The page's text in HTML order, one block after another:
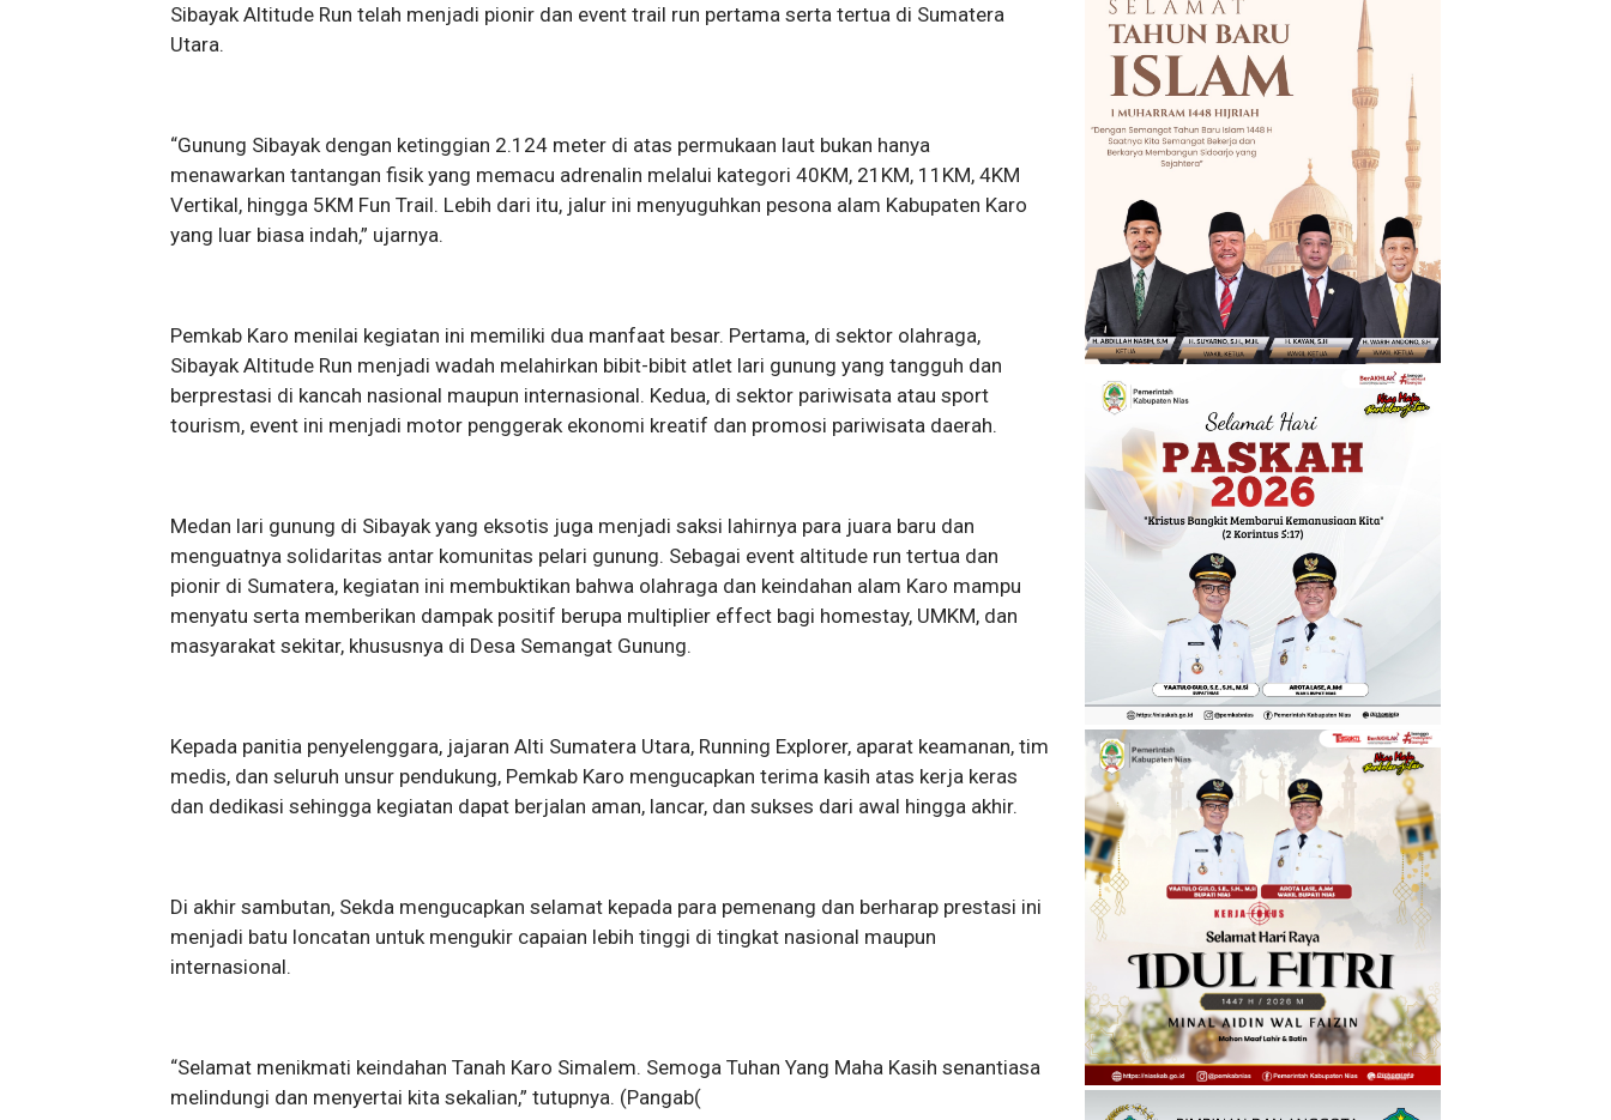
Sibayak Altitude Run telah menjadi pionir dan event trail run pertama serta tertua di Sumatera
Utara.
“Gunung Sibayak dengan ketinggian 2.124 meter di atas permukaan laut bukan hanya
menawarkan tantangan fisik yang memacu adrenalin melalui kategori 40KM, 21KM, 11KM, 4KM
Vertikal, hingga 5KM Fun Trail. Lebih dari itu, jalur ini menyuguhkan pesona alam Kabupaten Karo
yang luar biasa indah,” ujarnya.
Pemkab Karo menilai kegiatan ini memiliki dua manfaat besar. Pertama, di sektor olahraga,
Sibayak Altitude Run menjadi wadah melahirkan bibit-bibit atlet lari gunung yang tangguh dan
berprestasi di kancah nasional maupun internasional. Kedua, di sektor pariwisata atau sport
tourism, event ini menjadi motor penggerak ekonomi kreatif dan promosi pariwisata daerah.
Medan lari gunung di Sibayak yang eksotis juga menjadi saksi lahirnya para juara baru dan
menguatnya solidaritas antar komunitas pelari gunung. Sebagai event altitude run tertua dan
pionir di Sumatera, kegiatan ini membuktikan bahwa olahraga dan keindahan alam Karo mampu
menyatu serta memberikan dampak positif berupa multiplier effect bagi homestay, UMKM, dan
masyarakat sekitar, khususnya di Desa Semangat Gunung.
Kepada panitia penyelenggara, jajaran Alti Sumatera Utara, Running Explorer, aparat keamanan, tim
medis, dan seluruh unsur pendukung, Pemkab Karo mengucapkan terima kasih atas kerja keras
dan dedikasi sehingga kegiatan dapat berjalan aman, lancar, dan sukses dari awal hingga akhir.
Di akhir sambutan, Sekda mengucapkan selamat kepada para pemenang dan berharap prestasi ini
menjadi batu loncatan untuk mengukir capaian lebih tinggi di tingkat nasional maupun
internasional.
“Selamat menikmati keindahan Tanah Karo Simalem. Semoga Tuhan Yang Maha Kasih senantiasa
melindungi dan menyertai kita sekalian,” tutupnya. (Pangab(